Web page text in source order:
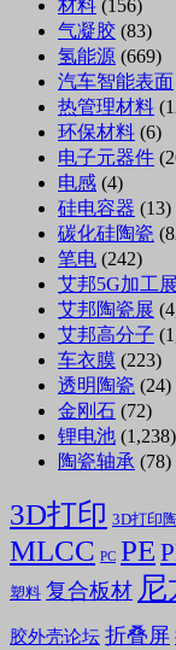
材料 (156)
气凝胶 (83)
氢能源 (669)
汽车智能表面
热管理材料
环保材料 (6)
电子元器件
电感 (4)
硅电容器 (13)
碳化硅陶瓷
笔电 (242)
艾邦5G加工展
艾邦陶瓷展
艾邦高分子
车衣膜 (223)
透明陶瓷 (24)
金刚石 (72)
锂电池 (1,238)
陶瓷轴承 (78)
3D打印 3D打印
MLCC PC PE
塑料 复合板材 尼
胶外壳论坛 折叠屏